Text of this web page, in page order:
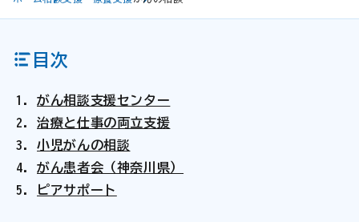
目次
がん相談支援センター
治療と仕事の両立支援
小児がんの相談
がん患者会（神奈川県）
ピアサポート